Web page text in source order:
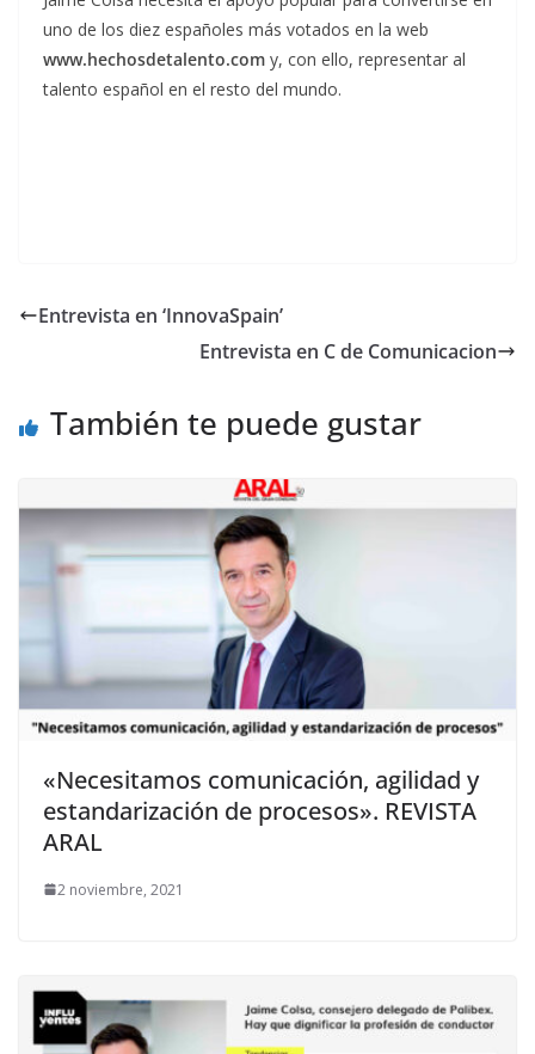
uno de los diez españoles más votados en la web
www.hechosdetalento.com y, con ello, representar al
talento español en el resto del mundo.
Entrevista en ‘InnovaSpain’
Entrevista en C de Comunicacion
También te puede gustar
«Necesitamos comunicación, agilidad y
estandarización de procesos». REVISTA
ARAL
2 noviembre, 2021